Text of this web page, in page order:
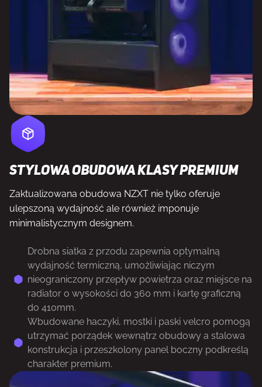
Stylowa obudowa klasy premium
Zaktualizowana obudowa NZXT nie tylko oferuje
ulepszoną wydajność ale również imponuje
minimalistycznym designem.
Drobna siatka z przodu zapewnia optymalną
wydajność termiczną, umożliwiając niczym
nieograniczony przepływ powietrza oraz miejsce na
radiator o wysokości do 360 mm i kartę graficzną
do 410mm.
Wbudowane haczyki, mostki i paski velcro pomogą
utrzymać porządek wewnątrz obudowy a stalowa
konstrukcja i przeszkolony panel boczny podkreślą
charakter premium.